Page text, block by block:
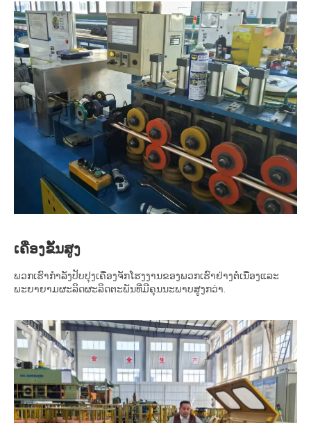
ເຄື່ອງຂັ້ນສູງ
ພວກເຮົາກໍາລັງປັບປຸງເຄື່ອງຈັກໂຮງງານຂອງພວກເຮົາຢ່າງຕໍ່ເນື່ອງແລະ
ພະຍາຍາມຜະລິດຜະລິດຕະພັນທີ່ມີຄຸນນະພາບສູງກວ່າ.